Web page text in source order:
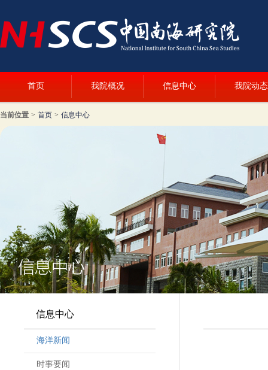
首页 我院概况 信息中心 我院动态
当前位置 > 首页 > 信息中心
信息中心
海洋新闻
时事要闻